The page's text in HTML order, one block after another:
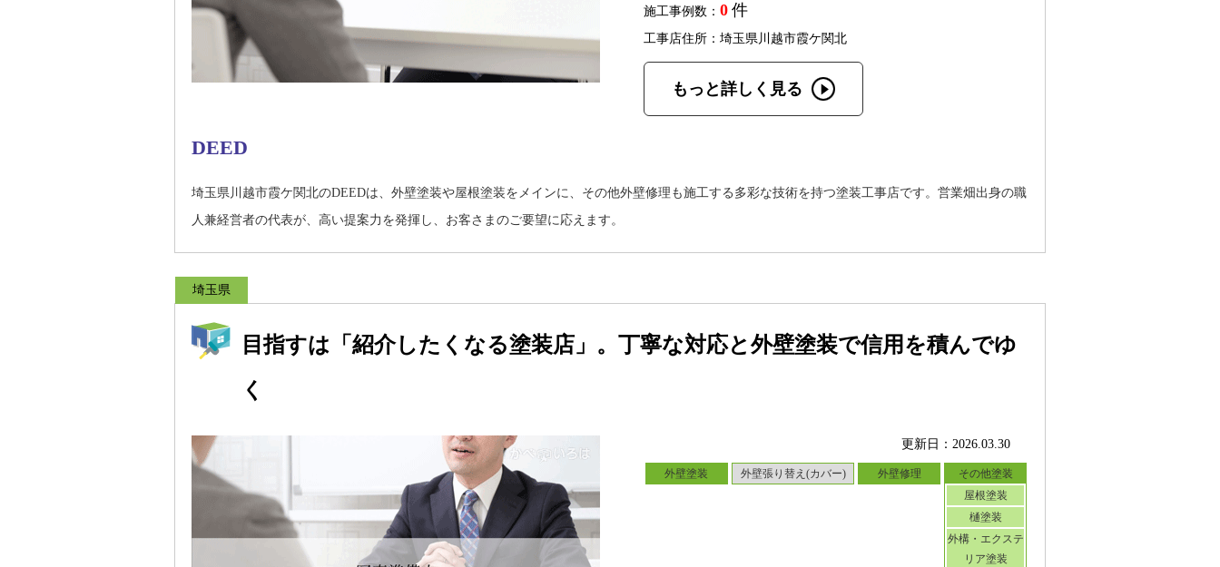
施工事例数： 0 件
工事店住所：埼玉県川越市霞ケ関北
もっと詳しく見る
DEED
埼玉県川越市霞ケ関北のDEEDは、外壁塗装や屋根塗装をメインに、その他外壁修理も施工する多彩な技術を持つ塗装工事店です。営業畑出身の職
人兼経営者の代表が、高い提案力を発揮し、お客さまのご要望に応えます。
埼玉県
目指すは「紹介したくなる塗装店」。丁寧な対応と外壁塗装で信用を積んでゆ
く
更新日：2026.03.30
外壁塗装 外壁張り替え(カバー) 外壁修理
その他塗装
屋根塗装
樋塗装
外構・エクステ
リア塗装